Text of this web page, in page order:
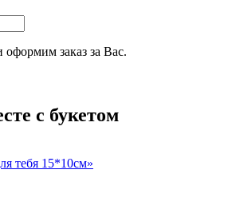
заказ за Вас.
с букетом
тебя 15*10см»